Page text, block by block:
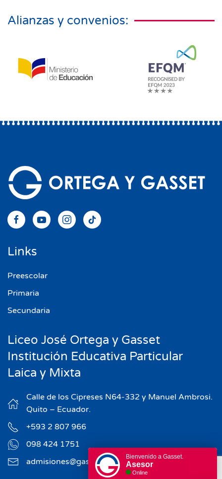
Alianzas y convenios:
Links
Preescolar
Primaria
Secundaria
Liceo José Ortega y Gasset
Institución Educativa Particular
Laica y Mixta
Calle de los Cipreses N64-332 y Manuel Ambrosi.
Quito – Ecuador.
+593 2 807 966
098 424 1751
admisiones@gasset.edu.ecBienvenido a Gasset.
Asesor
Online